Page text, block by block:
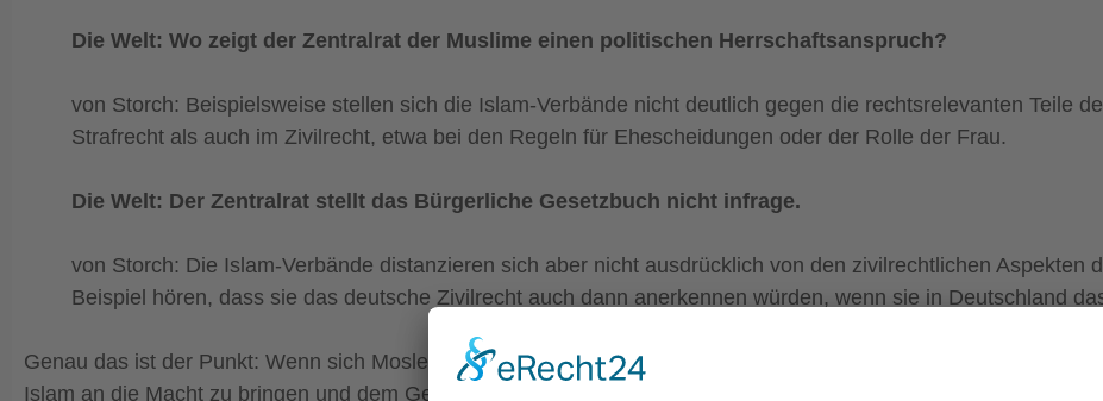
Die Welt: Wo zeigt der Zentralrat der Muslime einen politischen Herrschaftsanspruch?
von Storch: Beispielsweise stellen sich die Islam-Verbände nicht deutlich gegen die rechtsrelevanten Teile
Strafrecht als auch im Zivilrecht, etwa bei den Regeln für Ehescheidungen oder der Rolle der Frau.
Die Welt: Der Zentralrat stellt das Bürgerliche Gesetzbuch nicht infrage.
von Storch: Die Islam-Verbände distanzieren sich aber nicht ausdrücklich von den zivilrechtlichen Aspekten
Beispiel hören, dass sie das deutsche Zivilrecht auch dann anerkennen würden, wenn sie in Deutschland
Genau das ist der Punkt: Wenn sich Moslems aufgrund demographischer Veränderungen in ein paar
Islam an die Macht zu bringen und dem Gesetz ihres Gottes Allah Geltung zu verschaffen. Momentan